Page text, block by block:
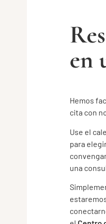
en
Hemos
cita con
Use el
para
una